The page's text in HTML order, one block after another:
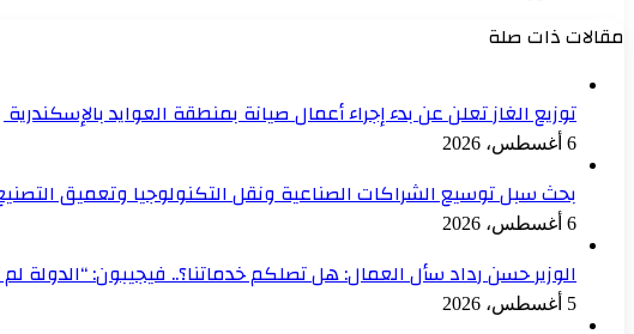
مقالات ذات صلة
توزيع الغاز تعلن عن بدء إجراء أعمال صيانة بمنطقة العوايد بالإسكندرية
6 أغسطس، 2026
بحث سبل توسيع الشراكات الصناعية ونقل التكنولوجيا وتعميق
6 أغسطس، 2026
الوزير حسن رداد سأل العمال: هل تصلكم خدماتنا؟.. فيجيبون: “الدولة
5 أغسطس، 2026